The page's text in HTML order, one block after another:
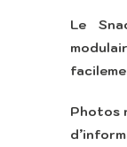
Le
Photos